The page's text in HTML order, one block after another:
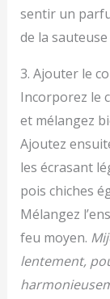
sentir un
de la sauteuse
3. Ajouter le
Incorporez le
et mélangez
Ajoutez
les écrasant
pois chiches
Mélangez
feu moyen.
lentement,